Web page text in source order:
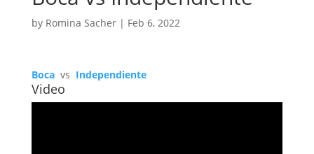
by Romina Sacher| Feb 6, 2022
Boca vs Independiente
Video